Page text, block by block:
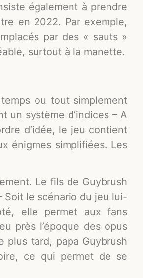
également à prendre
en 2022. Par exemple,
par des « sauts »
surtout à la manette.
ou tout simplement
un système d’indices – A
d’idée, le jeu contient
énigmes simplifiées. Les
Le fils de Guybrush
Soit le scénario du jeu lui-
elle permet aux fans
près l’époque des opus
plus tard, papa Guybrush
ce qui permet de se